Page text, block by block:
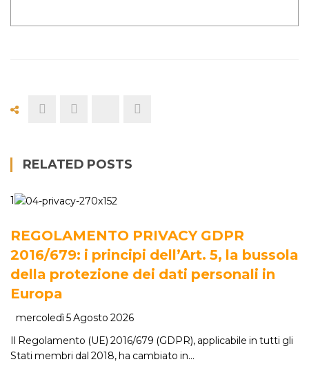
RELATED POSTS
1
REGOLAMENTO PRIVACY GDPR
2016/679: i principi dell’Art. 5, la bussola
della protezione dei dati personali in
Europa
mercoledì 5 Agosto 2026
Il Regolamento (UE) 2016/679 (GDPR), applicabile in tutti gli
Stati membri dal 2018, ha cambiato in…